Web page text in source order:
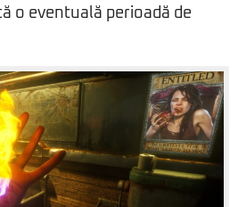
o eventuală perioadă de